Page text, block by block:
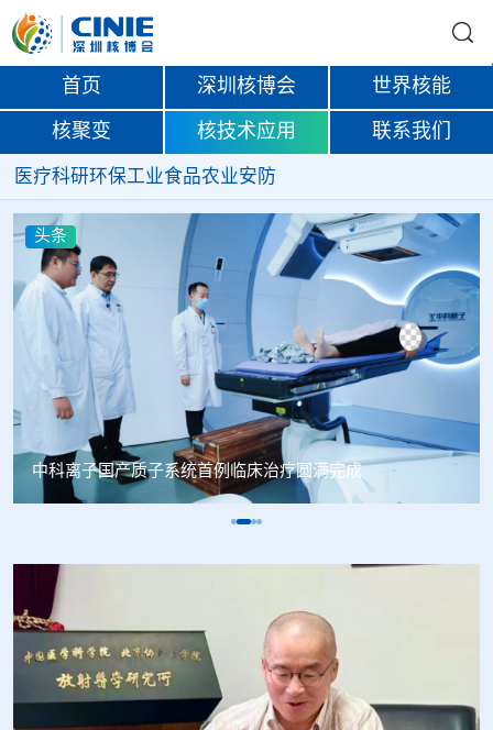
首页 深圳核博会 世界核能
核聚变 核技术应用 联系我们
医疗科研环保工业食品农业安防
头条
韩国忠清北道上半年农水产品放射性检测结果达标